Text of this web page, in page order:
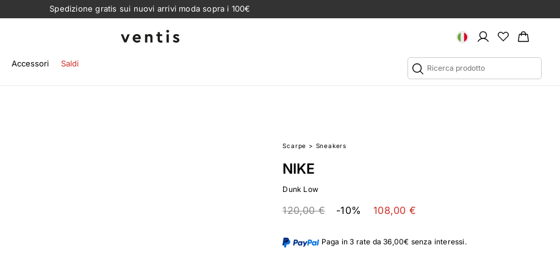
Spedizione gratis sui nuovi arrivi moda sopra i 100€
Ventis
Accessori Saldi
Scarpe > Sneakers
NIKE
Dunk Low
120,00 € -10% 108,00 €
Paga in 3 rate da 36,00€ senza interessi.